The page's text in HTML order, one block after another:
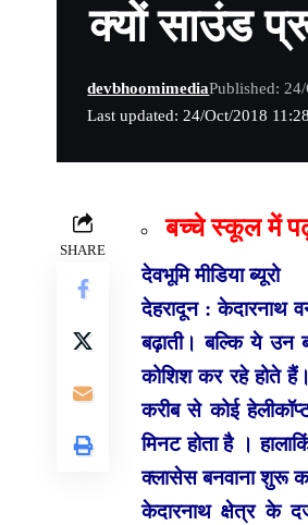
क्यों साउंड
Last updated: 24/Oct/2018
devbhoomimediaPublished:
SHARE
बच्चे स्कूल में
देवभूमि मीडिया ब्यूरो
देहरादून : केदारनाथ
बढ़ाती। बल्कि ये उन
कोशिश कर रहे होते
करीब से कोई
मिनट होता है ।
क्लासेस बनवाना शुरू
केदारनाथ क्षेत्र के